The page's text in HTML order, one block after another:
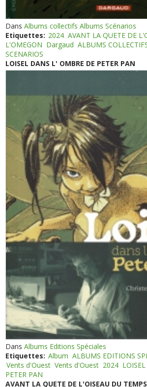
DansAlbums collectifs Albums Scénarios
Etiquettes: 2024 AVANT LA QUETE DE
L'OMEGON Dargaud ALBUMS
SCENARIOS
LOISEL DANS L' OMBRE DE PETER PAN
DansAlbums Editions Spéciales
Etiquettes: Album ALBUMS EDITIONS
Vents d'Ouest Vents d'Ouest 2024
PETER PAN
AVANT LA QUETE DE L'OISEAU DU